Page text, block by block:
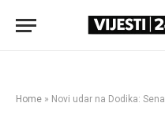
Home » Novi udar na Dodika: Sena